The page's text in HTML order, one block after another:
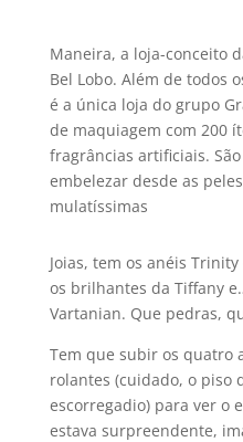
Maneira, a loja-conceito
Bel Lobo. Além de todos
é a única loja do grupo
de maquiagem com 200
fragrâncias artificiais.
embelezar desde as
mulatí­ssimas
Joias, tem os anéis
os brilhantes da Tiffany
Vartanian. Que pedras,
Tem que subir os quatro
rolantes (cuidado, o piso
escorregadio) para ver o
estava surpreendente,